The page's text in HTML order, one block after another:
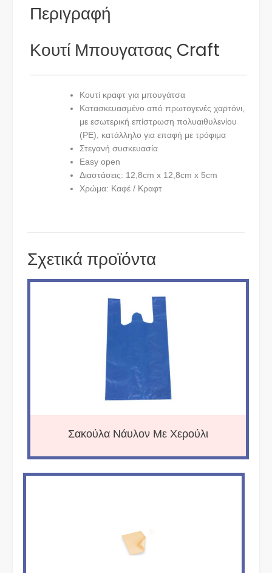
Περιγραφή
Κουτί Μπουγατσας Craft
Κουτί κραφτ για μπουγάτσα
Κατασκευασμένο από πρωτογενές χαρτόνι,
με εσωτερική επίστρωση πολυαιθυλενίου
(PE), κατάλληλο για επαφή με τρόφιμα
Στεγανή συσκευασία
Easy open
Διαστάσεις: 12,8cm x 12,8cm x 5cm
Χρώμα: Καφέ / Κραφτ
Σχετικά προϊόντα
Σακούλα Νάυλον Με Χερούλι